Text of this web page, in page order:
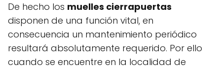
De hecho los muelles cierrapuertas
disponen de una función vital, en
consecuencia un mantenimiento periódico
resultará absolutamente requerido. Por ello
cuando se encuentre en la localidad de